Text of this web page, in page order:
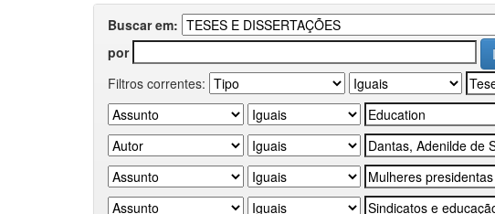
Buscar em:
por
Filtros correntes: